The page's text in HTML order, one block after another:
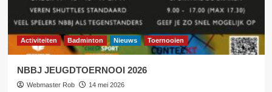
Activiteiten Badminton Nieuws Toernooien
NBBJ JEUGDTOERNOOI 2026
Webmaster Rob 14 mei 2026